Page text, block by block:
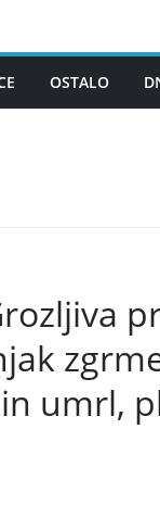
OSTALO
umrl,